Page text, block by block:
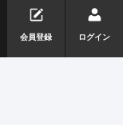
会員登録 ログイン